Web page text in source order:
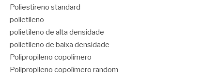
Poliestireno standard
polietileno
polietileno de alta densidade
polietileno de baixa densidade
Polipropileno copolímero
Polipropileno copolímero random